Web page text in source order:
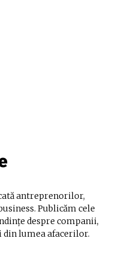
antreprenorilor,
Publicăm cele
despre companii,
lumea afacerilor.